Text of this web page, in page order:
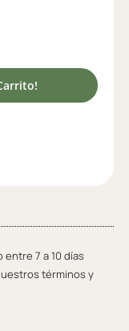
entre 7 a 10 días
términos y